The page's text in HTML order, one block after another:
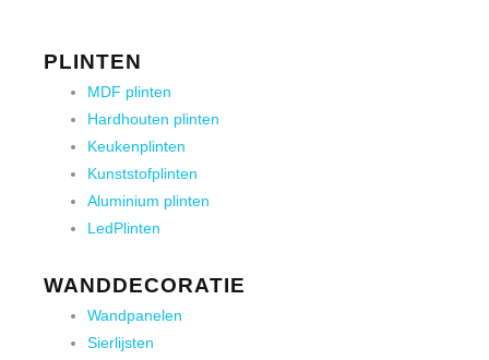
PLINTEN
MDF plinten
Hardhouten plinten
Keukenplinten
Kunststofplinten
Aluminium plinten
LedPlinten
WANDDECORATIE
Wandpanelen
Sierlijsten